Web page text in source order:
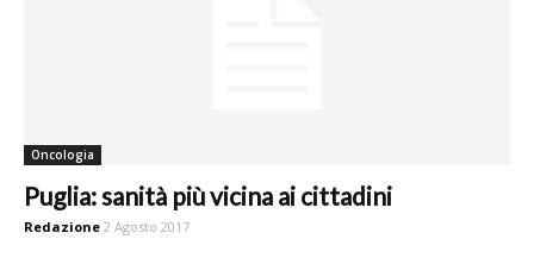
Oncologia
Puglia: sanità più vicina ai cittadini
Redazione 2 Agosto 2017